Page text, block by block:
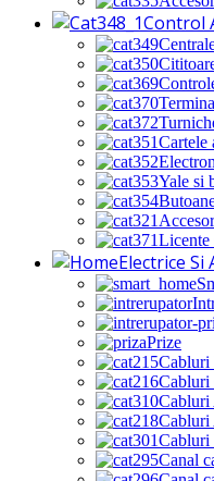
Control
Cartele
Yale si
Licente
Electrice Si
Prize
Cabluri
Cabluri
Cabluri
Cabluri
Cabluri
Canal